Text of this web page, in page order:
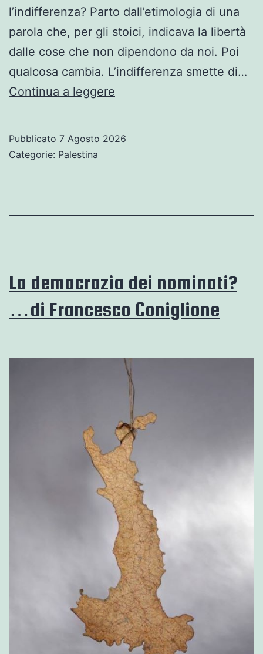
l’indifferenza? Parto dall’etimologia di una
parola che, per gli stoici, indicava la libertà
dalle cose che non dipendono da noi. Poi
qualcosa cambia. L’indifferenza smette di…
Continua a leggere
Pubblicato 7 Agosto 2026
Categorie: Palestina
La democrazia dei nominati?
…di Francesco Coniglione